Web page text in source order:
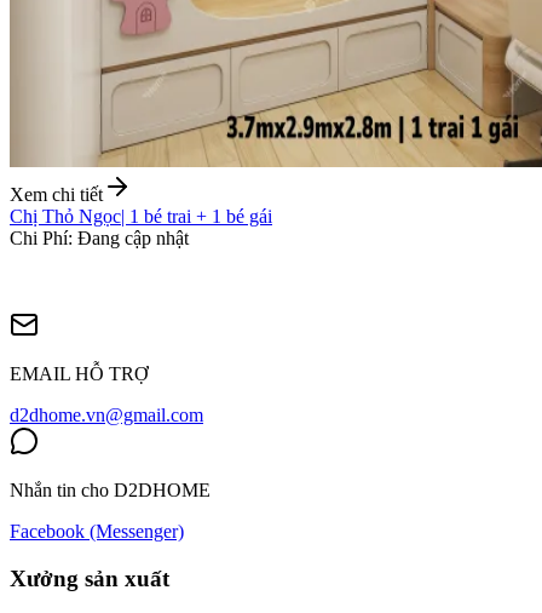
Xem chi tiết
Chị Thỏ Ngọc| 1 bé trai + 1 bé gái
Chi Phí: Đang cập nhật
EMAIL HỖ TRỢ
d2dhome.vn@gmail.com
Nhắn tin cho D2DHOME
Facebook (Messenger)
Xưởng sản xuất